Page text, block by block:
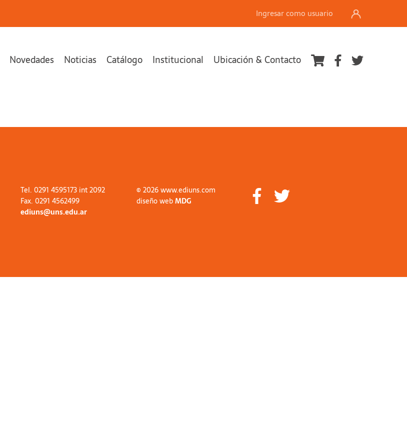
Ingresar como usuario
Novedades Noticias Catálogo Institucional Ubicación & Contacto
Tel. 0291 4595173 int 2092
Fax. 0291 4562499
ediuns@uns.edu.ar
© 2026 www.ediuns.com
diseño webMDG